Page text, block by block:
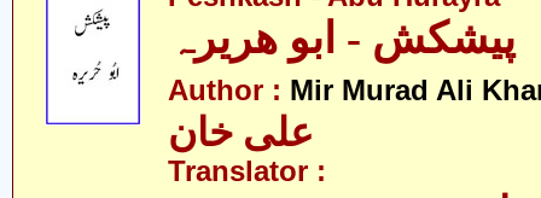
پیشکش - ابو ھریرہ
Author : Mir Murad Ali
علی خان
Translator :